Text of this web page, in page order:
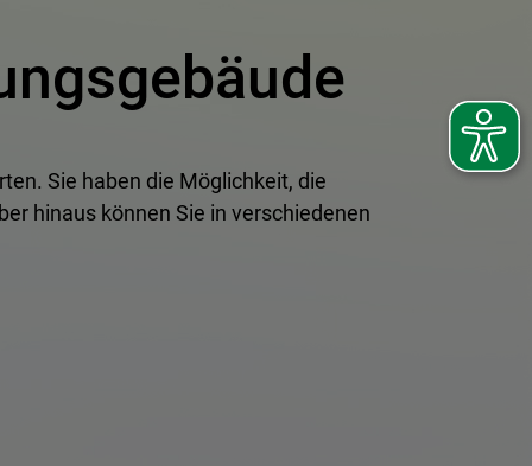
Sie haben die Möglichkeit, die
hinaus können Sie in verschiedenen